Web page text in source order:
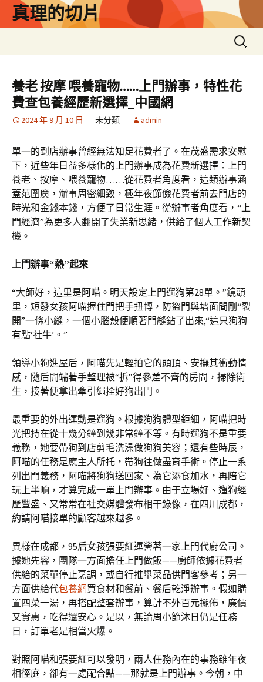
真理的切片
搜
尋
鍵
字:
養老 按摩 喂養寵物……上門辦事，特性花
費查包養經歷新選擇_中國網
2024 年 9 月 10 日 未分類 admin
單一的到店辦事曾經無法知足花費者了。在茂盛需求安慰
下，近些年日益多樣化的上門辦事成為花費新選擇：上門
養老、按摩、喂養寵物……從花費者角度看，這類辦事涵
蓋范圍廣，辦事周密細致，極年夜節儉花費者前去門店的
時光和金錢本錢，方便了日常生涯。從辦事者角度看，“上
門經濟”為更多人翻開了失業新思緒，供給了個人工作新契
機。
上門辦事“熱”起來
“大師好，這里是阿喵。明天設定上門遛狗第28單。”鏡頭
里，短發女孩阿喵握住門把手扭轉，防盜門與墻面間剛“裂
開”一條小縫，一個小腦殼便順著門縫鉆了出來,“這只狗狗
有點‘社牛’。”
領導小狗進屋后，阿喵先是輕拍它的頭頂、安撫其衝動情
感，隨后開端著手整理被“拆”得參差不齊的房間，掃除衛
生，接著便拿出牽引繩拴好狗出門。
最重要的外出運動是遛狗。根據狗狗體型鉅細，阿喵把時
光把持在從十幾分鐘到幾非常鐘不等。有時遛狗不是重要
義務，她要帶狗到店剪毛洗澡做狗狗美容；還有些時辰，
阿喵的任務是應主人所托，帶狗往做盡育手術。停止一系
列出門義務，阿喵將狗狗送回家、為它添食加水，再陪它
玩上半晌，才算完成一單上門辦事。由于立場好、遛狗經
歷豐盛、又常常在社交媒體發布相干錄像，在四川成都，
約請阿喵接單的顧客越來越多。
異樣在成都，95后女孩張要紅運營著一家上門代廚公司。
據她先容，團隊一方面擔任上門做飯——廚師依據花費者
供給的菜單停止烹調，或自行推舉菜品供門客參考；另一
方面供給代包養網買食材和餐前、餐后乾淨辦事。假如購
置四菜一湯，再搭配整套辦事，算計不外百元擺佈，廉價
又實惠，吃得還安心。是以，無論周小節沐日仍是任務
日，訂單老是相當火爆。
對照阿喵和張要紅可以發明，兩人任務內在的事務雖年夜
相徑庭，卻有一處配合點——那就是上門辦事。今朝，中